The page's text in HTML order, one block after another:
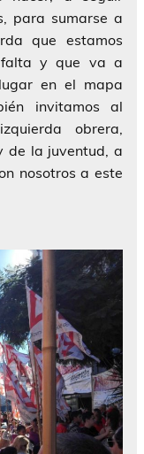
para sumarse a
que estamos
falta y que va a
en el mapa
invitamos al
obrera,
de la juventud, a
nosotros a este